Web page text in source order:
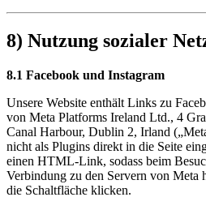
8) Nutzung sozialer
8.1 Facebook und Instagram
Unsere Website enthält Links zu
von Meta Platforms Ireland Ltd., 4
Canal Harbour, Dublin 2, Irland
nicht als Plugins direkt in die Seite
einen HTML-Link, sodass beim
Verbindung zu den Servern von Meta
die Schaltfläche klicken.